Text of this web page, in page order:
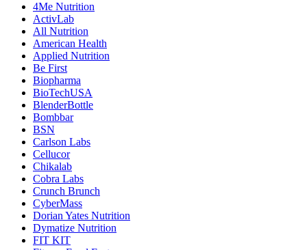
4Me Nutrition
ActivLab
All Nutrition
American Health
Applied Nutrition
Be First
Biopharma
BioTechUSA
BlenderBottle
Bombbar
BSN
Carlson Labs
Cellucor
Chikalab
Cobra Labs
Crunch Brunch
CyberMass
Dorian Yates Nutrition
Dymatize Nutrition
FIT KIT